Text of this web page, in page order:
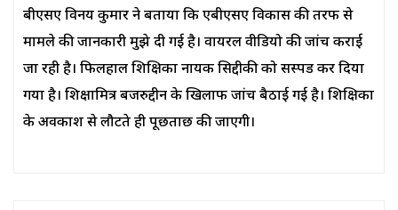
बीएसए विनय कुमार ने बताया कि एबीएसए विकास की तरफ से
मामले की जानकारी मुझे दी गई है। वायरल वीडियो की जांच कराई
जा रही है। फिलहाल शिक्षिका नायक सिद्दीकी को सस्पेंड कर दिया
गया है। शिक्षामित्र बजरुद्दीन के खिलाफ जांच बैठाई गई है। शिक्षिका
के अवकाश से लौटते ही पूछताछ की जाएगी।